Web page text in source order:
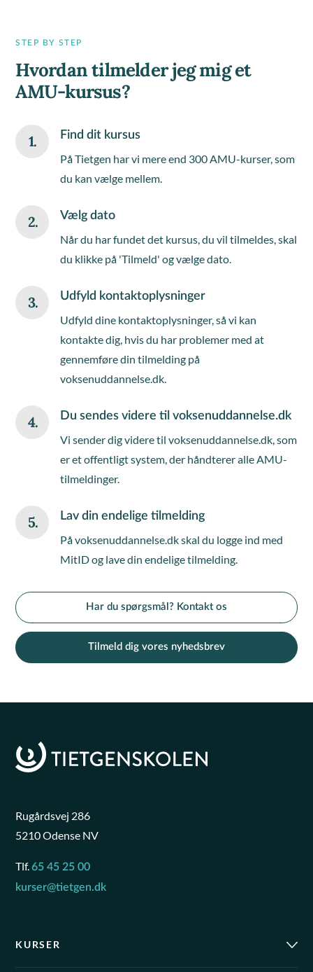
STEP BY STEP
Hvordan tilmelder jeg mig et
AMU-kursus?
1. Find dit kursus
På Tietgen har vi mere end 300 AMU-kurser, som
du kan vælge mellem.
2. Vælg dato
Når du har fundet det kursus, du vil tilmeldes, skal
du klikke på 'Tilmeld' og vælge dato.
3. Udfyld kontaktoplysninger
Udfyld dine kontaktoplysninger, så vi kan
kontakte dig, hvis du har problemer med at
gennemføre din tilmelding på
voksenuddannelse.dk.
4. Du sendes videre til voksenuddannelse.dk
Vi sender dig videre til voksenuddannelse.dk, som
er et offentligt system, der håndterer alle AMU-
tilmeldinger.
5. Lav din endelige tilmelding
På voksenuddannelse.dk skal du logge ind med
MitID og lave din endelige tilmelding.
Har du spørgsmål? Kontakt os
Tilmeld dig vores nyhedsbrev
Rugårdsvej 286
5210 Odense NV
Tlf.65 45 25 00
kurser@tietgen.dk
KURSER